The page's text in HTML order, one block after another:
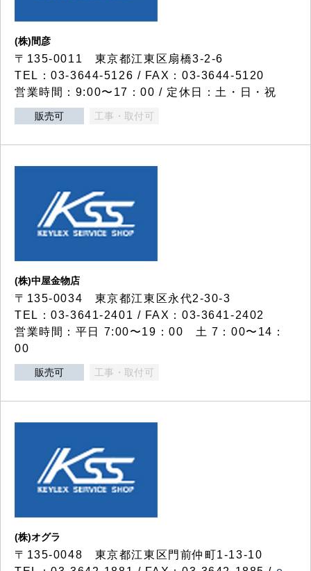
(株)間彦
〒135-0011 東京都江東区扇橋3-2-6
TEL：03-3644-5126 / FAX：03-3644-5120
営業時間：9:00〜17：00 / 定休日：土・日・祝
販売可 工事・取付可
(株)中屋金物店
〒135-0034 東京都江東区永代2-30-3
TEL：03-3641-2401 / FAX：03-3641-2402
営業時間：平日 7:00〜19：00 土 7：00〜14：
00
販売可 工事・取付可
(株)オグラ
〒135-0048 東京都江東区門前仲町1-13-10